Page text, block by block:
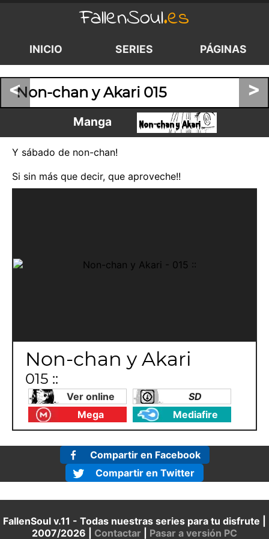
FallenSoul.es
INICIO SERIES PÁGINAS
< >
Non-chan y Akari 015
Manga
Y sábado de non-chan!
Si sin más que decir, que aproveche!!
Non-chan y Akari
015 ::
Ver online
SD
Mega
Mediafire
Compartir en Facebook
Compartir en Twitter
FallenSoul v.11 - Todas nuestras series para tu disfrute |
2007/2026 | Contactar Pasar a versión PC